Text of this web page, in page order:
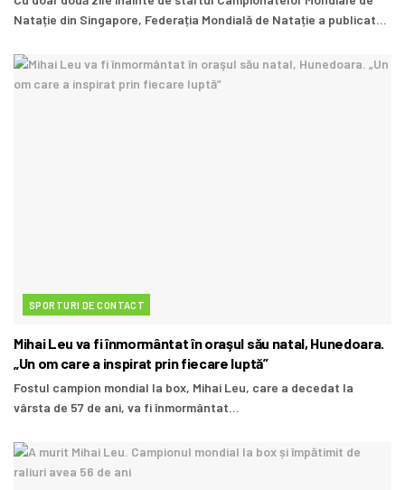
Natație din Singapore, Federația Mondială de Natație a publicat...
SPORTURI DE CONTACT
Mihai Leu va fi înmormântat în oraşul său natal, Hunedoara.
„Un om care a inspirat prin fiecare luptă”
Fostul campion mondial la box, Mihai Leu, care a decedat la
vârsta de 57 de ani, va fi înmormântat...